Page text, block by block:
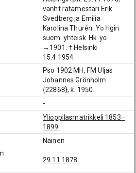
vanht ratamestari Erik
Svedberg ja Emilia
Karolina Thurén. Yo Hgin
suom. yhteisk. Hk-yo
→1901. † Helsinki
15.4.1954.
Pso 1902 MH, FM Uljas
Johannes Grönholm
{22868}, k. 1950.
-
Ylioppilasmatrikkeli 1853–
1899
Nainen
29.11.1878